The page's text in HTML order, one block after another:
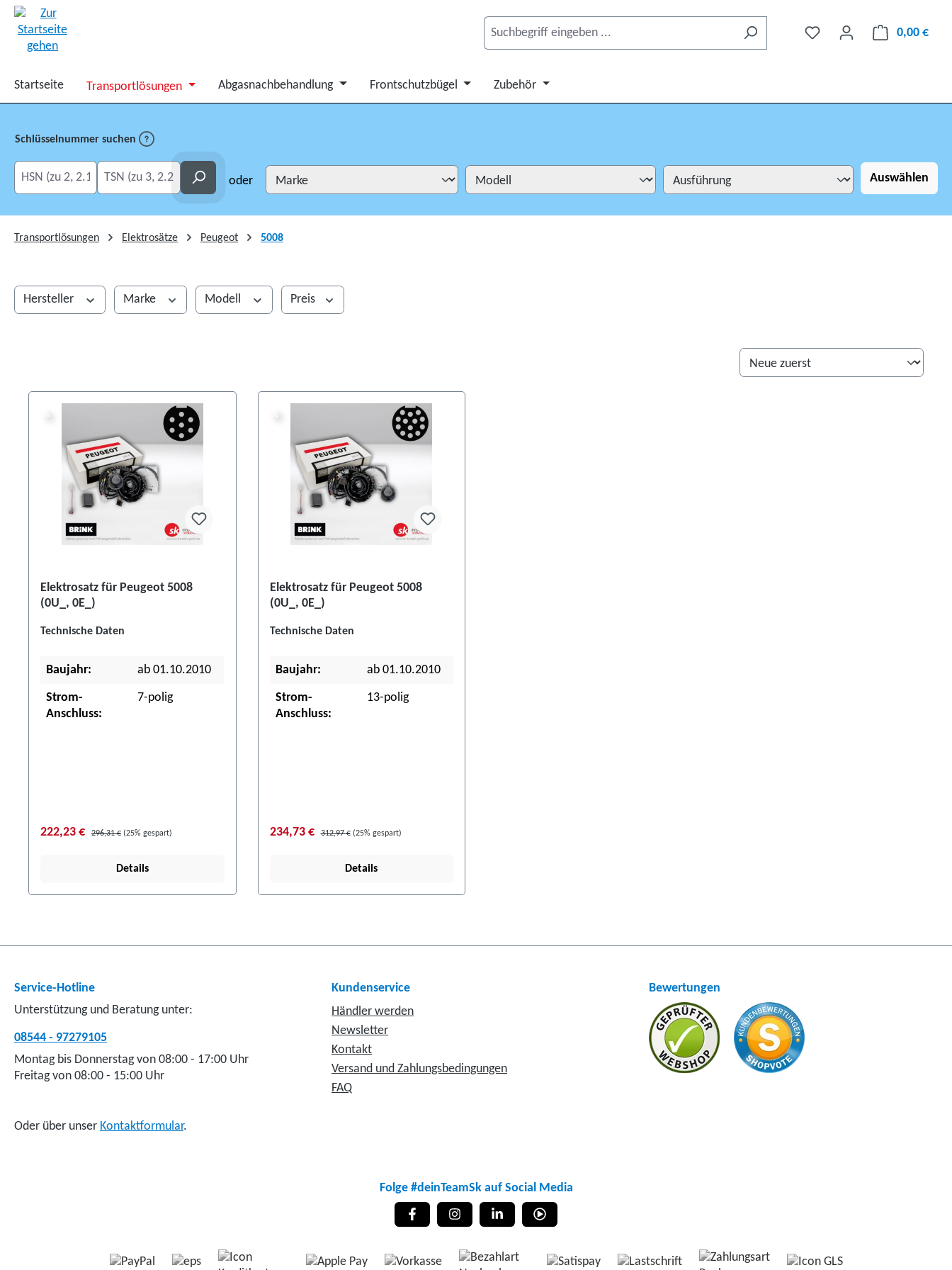
0,00 €
Startseite Transportlösungen Abgasnachbehandlung Frontschutzbügel Zubehör
Schlüsselnummer suchen
HSN eingeben
TSN eingeben Suchen oder Auswählen
Transportlösungen Elektrosätze Peugeot 5008
Hersteller Marke Modell Preis
Elektrosatz für Peugeot 5008
(0U_, 0E_)
Technische Daten
Baujahr: ab 01.10.2010
Strom-
Anschluss:
7-polig
222,23 € 296,31 € (25% gespart)
Details
Elektrosatz für Peugeot 5008
(0U_, 0E_)
Technische Daten
Baujahr: ab 01.10.2010
Strom-
Anschluss:
13-polig
234,73 € 312,97 € (25% gespart)
Details
Service-Hotline
Unterstützung und Beratung unter:
08544 - 97279105
Montag bis Donnerstag von 08:00 - 17:00 Uhr
Freitag von 08:00 - 15:00 Uhr
Oder über unser Kontaktformular.
Kundenservice
Händler werden
Newsletter
Kontakt
Versand und Zahlungsbedingungen
FAQ
Bewertungen
Folge #deinTeamSk auf Social Media